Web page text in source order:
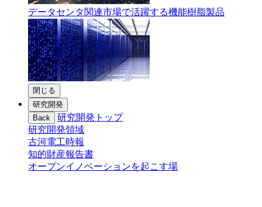
データセンタ関連市場で活躍する機能樹脂製品
閉じる
研究開発
Back
研究開発トップ
研究開発領域
古河電工時報
知的財産報告書
オープンイノベーションを起こす場